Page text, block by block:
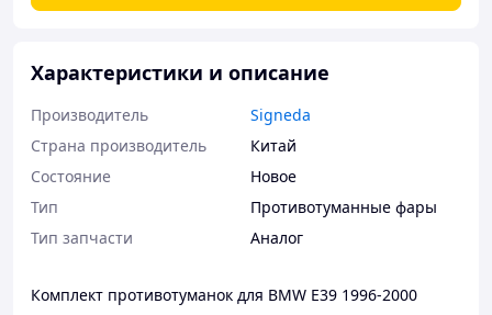
Характеристики и описание
Производитель
Signeda
Страна производитель
Китай
Состояние
Новое
Тип
Противотуманные фары
Тип запчасти
Аналог
Комплект противотуманок для BMW E39 1996-2000